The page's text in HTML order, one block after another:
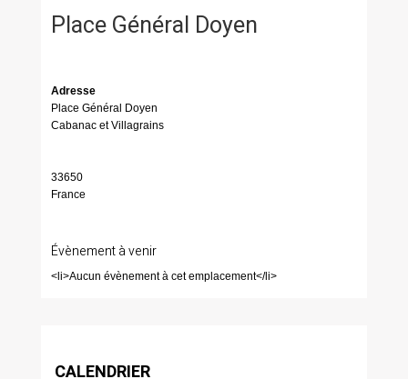
Place Général Doyen
Adresse
Place Général Doyen
Cabanac et Villagrains
33650
France
Évènement à venir
<li>Aucun évènement à cet emplacement</li>
CALENDRIER